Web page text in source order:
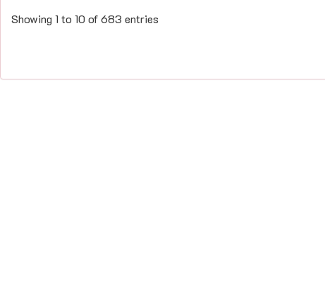
Showing 1 to 10 of 683 entries